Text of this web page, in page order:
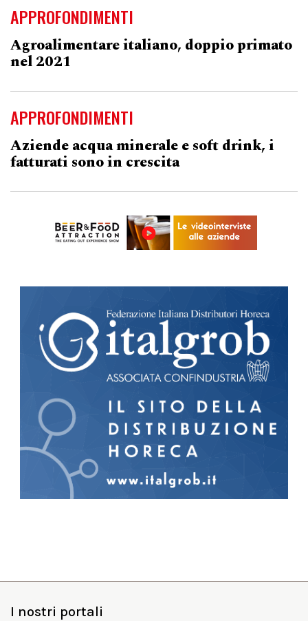
APPROFONDIMENTI
Agroalimentare italiano, doppio primato
nel 2021
APPROFONDIMENTI
Aziende acqua minerale e soft drink, i
fatturati sono in crescita
I nostri portali